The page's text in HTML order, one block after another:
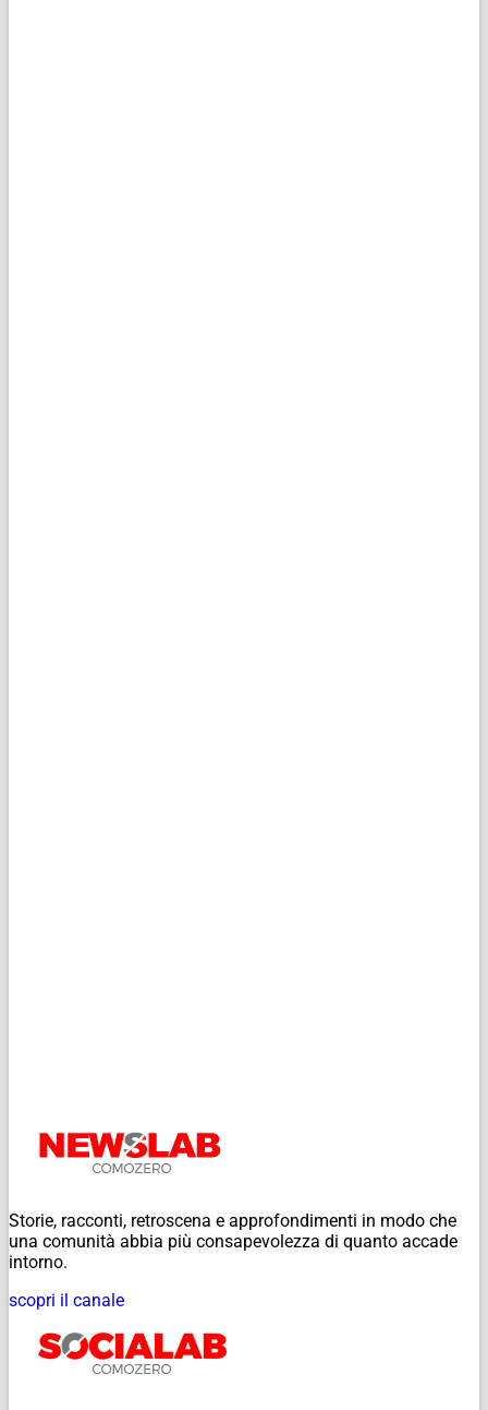
Storie, racconti, retroscena e approfondimenti in modo che
una comunità abbia più consapevolezza di quanto accade
intorno.
scopri il canale